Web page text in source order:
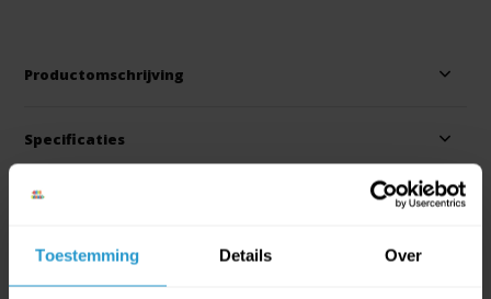
Toestemming Details Over
Productomschrijving
Specificaties
Reviews
Delen